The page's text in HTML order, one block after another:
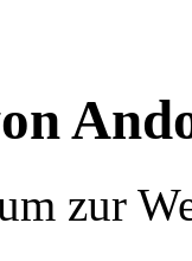
zur